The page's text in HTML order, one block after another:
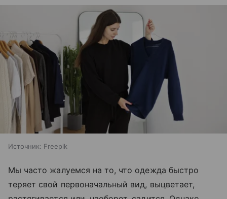
Источник: Freepik
Мы часто жалуемся на то, что одежда быстро
теряет свой первоначальный вид, выцветает,